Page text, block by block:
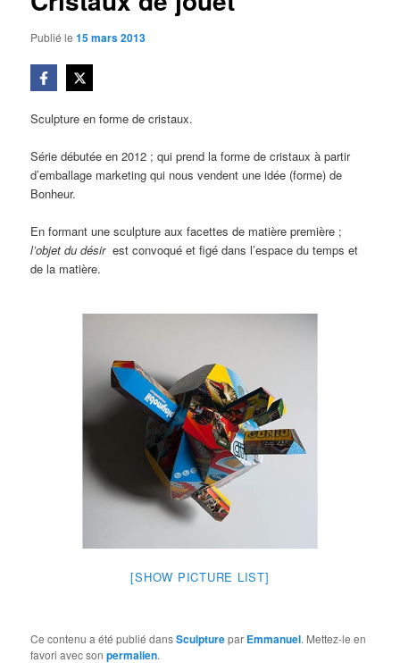
Publié le15 mars 2013
Sculpture en forme de cristaux.
Série débutée en 2012 ; qui prend la forme de cristaux à partir
d’emballage marketing qui nous vendent une idée (forme) de
Bonheur.
En formant une sculpture aux facettes de matière première ;
l’objet du désirest convoqué et figé dans l’espace du temps et
de la matière.
[SHOW PICTURE LIST]
Ce contenu a été publié dansSculpturepar Emmanuel. Mettez-le en
favori avec sonpermalien.